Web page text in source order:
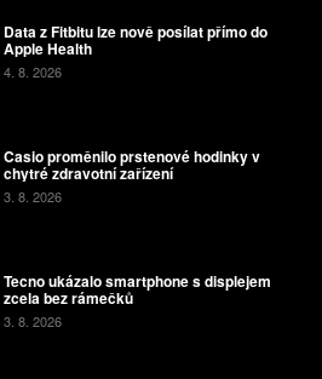
Data z Fitbitu lze nově posílat přímo do
Apple Health
4. 8. 2026
Casio proměnilo prstenové hodinky v
chytré zdravotní zařízení
3. 8. 2026
Tecno ukázalo smartphone s displejem
zcela bez rámečků
3. 8. 2026